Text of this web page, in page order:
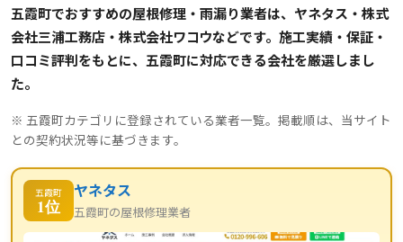
五霞町でおすすめの屋根修理・雨漏り業者は、ヤネタス・株式
会社三浦工務店・株式会社ワコウなどです。施工実績・保証・
口コミ評判をもとに、五霞町に対応できる会社を厳選しまし
た。
※ 五霞町カテゴリに登録されている業者一覧。掲載順は、当サイト
との契約状況等に基づきます。
五霞町
1位
ヤネタス
五霞町の屋根修理業者